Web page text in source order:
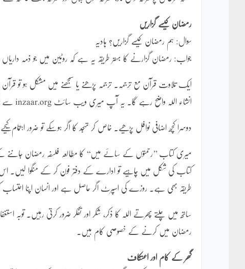
رمضان کیسے گزاریں
سوال: ہم رمضان کیسے گزاریں؟ ہادیہ
جواب: رمضان گزارنے کا بہتر طریقہ یہ ہے کہ روٹین میں جو ذمہ داریاں
ایک تلاوت قرآن مع ترجمہ۔ ترجمہ پڑھنے یا سمجھنے میں مشکل ہو تو
انشاء اللہ واضح رہے گا۔ یہ آپ میری ویب سائٹ inzaar.org سے ڈاؤن لوڈ کرسکتی ہیں۔
دوسرا کچھ اضافی نوافل پڑھیے۔ خاص کر تہجد کا اگر ہوسکے تو ضرور اہتمام کیجیے۔
کتاب کی شکل میں چاہیے تو ادارے کے دفتر فون کر کے منگوا لیں۔
طریقہ بھی ہے۔ روزے کی اسپرٹ اگر حاصل ہے اور انسان اپنا
ساتھ میں چلتے پھرتے اللہ کا ذکر، شکر اور تفکر ضرور کرتی رہیں۔ توبہ
رمضان میں کرنے کے خصوصی کام ہیں۔
گھر کے کام اور اعتکاف